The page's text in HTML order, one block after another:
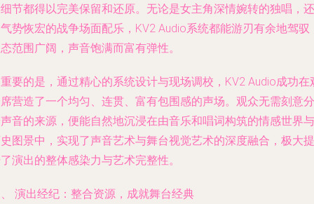
节都得以完美保留和还原。无论是女主角深情婉转的独唱，还
势恢宏的战争场面配乐，KV2 Audio系统都能游刃有余地驾驭
范围广阔，声音饱满而富有弹性。
要的是，通过精心的系统设计与现场调校，KV2 Audio成功在
营造了一个均匀、连贯、富有包围感的声场。观众无需刻意分
音的来源，便能自然地沉浸在由音乐和唱词构筑的情感世界与
图景中，实现了声音艺术与舞台视觉艺术的深度融合，极大提
演出的整体感染力与艺术完整性。
演出经纪：整合资源，成就舞台经典